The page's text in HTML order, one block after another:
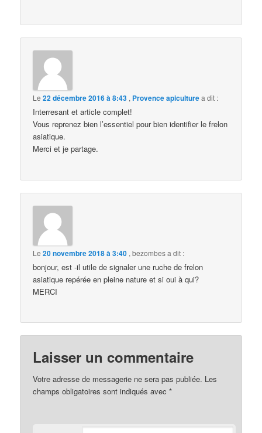
Le22 décembre 2016 à 8:43 , Provence apiculturea dit :
Interresant et article complet!
Vous reprenez bien l’essentiel pour bien identifier le frelon
asiatique.
Merci et je partage.
Le20 novembre 2018 à 3:40 ,bezombesa dit :
bonjour, est -il utile de signaler une ruche de frelon
asiatique repérée en pleine nature et si oui à qui?
MERCI
Laisser un commentaire
Votre adresse de messagerie ne sera pas publiée. Les
champs obligatoires sont indiqués avec*